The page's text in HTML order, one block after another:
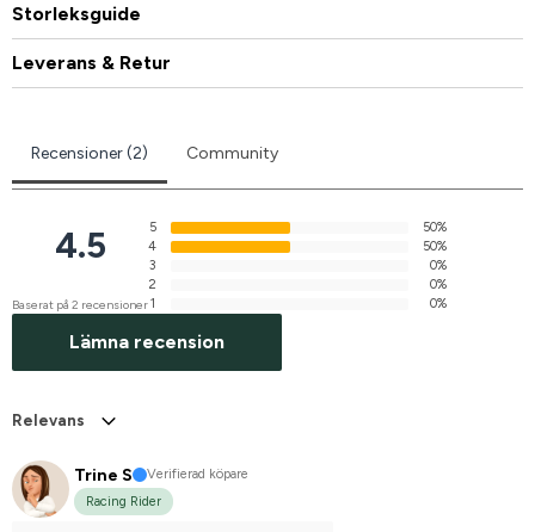
Storleksguide
Leverans & Retur
Recensioner (2) Community
4.5
Baserat på 2 recensioner
5
50%
4
50%
3
0%
2
0%
1
0%
Lämna recension
Relevans
Trine S
Verifierad köpare
Racing Rider